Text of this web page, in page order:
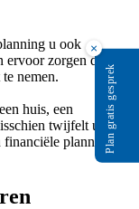
u ook
zorgen dat u
nemen.
huis, een
twijfelt u al
financiële planning
×
Plan gratis gesprek